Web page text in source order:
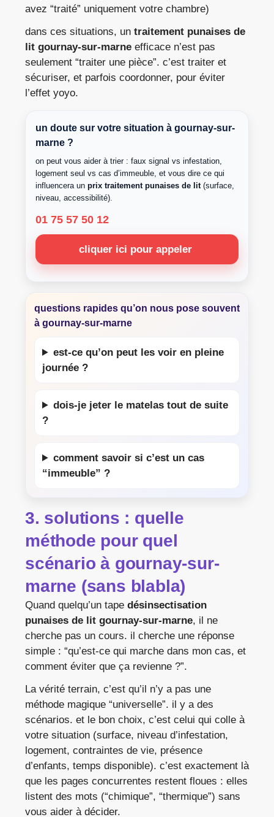
avez “traité” uniquement votre chambre)
dans ces situations, un traitement punaises de
lit gournay-sur-marne efficace n’est pas
seulement “traiter une pièce”. c’est traiter et
sécuriser, et parfois coordonner, pour éviter
l’effet yoyo.
un doute sur votre situation à gournay-sur-
marne ?
on peut vous aider à trier : faux signal vs infestation,
logement seul vs cas d’immeuble, et vous dire ce qui
influencera un prix traitement punaises de lit(surface,
niveau, accessibilité).
01 75 57 50 12
cliquer ici pour appeler
questions rapides qu’on nous pose souvent
à gournay-sur-marne
est-ce qu’on peut les voir en pleine
journée ?
dois-je jeter le matelas tout de suite
?
comment savoir si c’est un cas
“immeuble” ?
3. solutions : quelle
méthode pour quel
scénario à gournay-sur-
marne (sans blabla)
Quand quelqu’un tape désinsectisation
punaises de lit gournay-sur-marne, il ne
cherche pas un cours. il cherche une réponse
simple : “qu’est-ce qui marche dans mon cas, et
comment éviter que ça revienne ?”.
La vérité terrain, c’est qu’il n’y a pas une
méthode magique “universelle”. il y a des
scénarios. et le bon choix, c’est celui qui colle à
votre situation (surface, niveau d’infestation,
logement, contraintes de vie, présence
d’enfants, temps disponible). c’est exactement là
que les pages concurrentes restent floues : elles
listent des mots (“chimique”, “thermique”) sans
vous aider à décider.